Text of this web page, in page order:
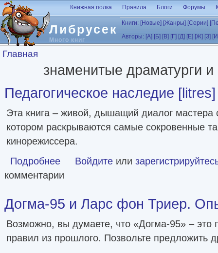
Перейти к основному содержанию
Либрусек
Много книг
Книжная полка Правила Блоги Форумы
Книги: [Новые] [Жанры] [Серии]
Авторы: [А] [Б] [В] [Г] [Д] [Е] [Ж] [З]
Вы здесь
Главная
знаменитые драматурги
Педагогическое наследие [litres]
Эта книга – живой, дышащий диалог мастера
котором раскрываются самые сокровенные
кинорежиссера.
Подробнее о Педагогическое наследие [litres]
Войдите или
комментарии
Догма-95 и Ларс фон Триер.
Возможно, вы думаете, что «Догма-95» – это
правил из прошлого. Позвольте предложить